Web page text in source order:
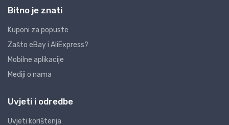
Bitno je znati
Kuponi za popuste
Zašto eBay i AliExpress?
Mobilne aplikacije
Mediji o nama
Uvjeti i odredbe
Uvjeti korištenja